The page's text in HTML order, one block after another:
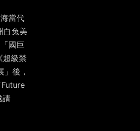
當代
白兔美
國巨
超級禁
後，
請